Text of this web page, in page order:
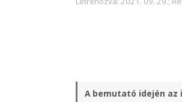
A bemutató idején az